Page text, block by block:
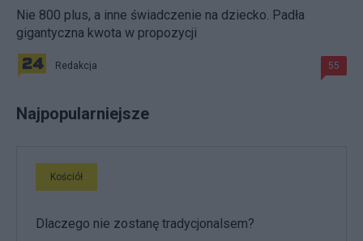
Nie 800 plus, a inne świadczenie na dziecko. Padła
gigantyczna kwota w propozycji
Redakcja 55
Najpopularniejsze
Kościół
Dlaczego nie zostanę tradycjonalsem?